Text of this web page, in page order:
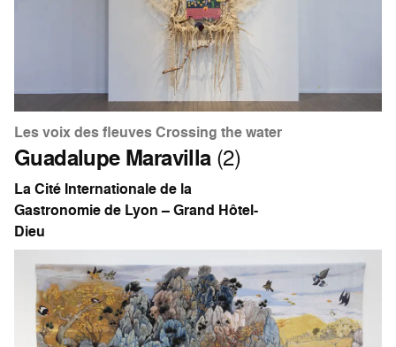
Les voix des fleuves Crossing the water
Guadalupe Maravilla(2)
La Cité Internationale de la
Gastronomie de Lyon – Grand Hôtel-
Dieu